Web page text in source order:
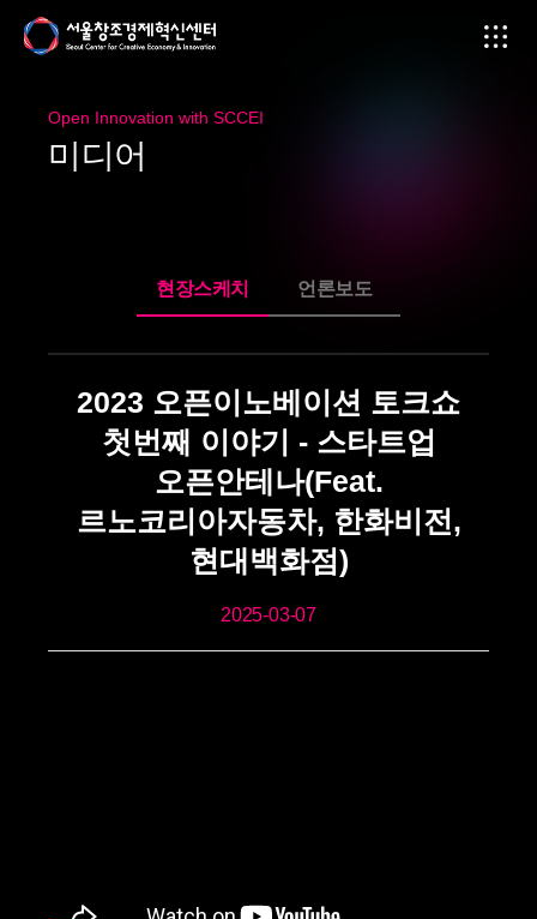
Open Innovation with SCCEI
미 디 어
현장스케치 언론보도
2023 오픈이노베이션 토크쇼
첫번째 이야기 - 스타트업
오픈안테나(Feat.
르노코리아자동차, 한화비전,
현대백화점)
2025-03-07